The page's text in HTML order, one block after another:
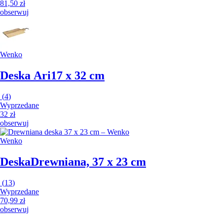
81,50 zł
obserwuj
Wenko
Deska Ari17 x 32 cm
(4)
Wyprzedane
32 zł
obserwuj
Wenko
DeskaDrewniana, 37 x 23 cm
(13)
Wyprzedane
70,99 zł
obserwuj